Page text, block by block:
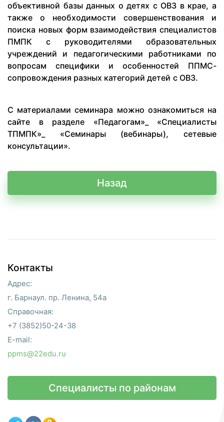
объективной базы данных о детях с ОВЗ в крае, а
также о необходимости совершенствования и
поиска новых форм взаимодействия специалистов
ПМПК с руководителями образовательных
учреждений и педагогическими работниками по
вопросам специфики и особенностей ППМС-
сопровождения разных категорий детей с ОВЗ.
С материалами семинара можно ознакомиться на
сайте в разделе «Педагогам»_ «Специалисты
ТПМПК»_ «Семинары (вебинары), сетевые
консультации».
Назад
Контакты
Адрес:
г. Барнаул. пр. Ленина, 54а
Справочная:
+7 (3852)50-24-38
E-mail:
ppms@22edu.ru
Специалисты по районам